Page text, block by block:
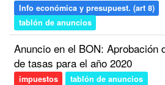
Info económica y presupuest. (art 8)
tablón de anuncios
Anuncio en el BON: Aprobación
de tasas para el año 2020
impuestos
tablón de anuncios